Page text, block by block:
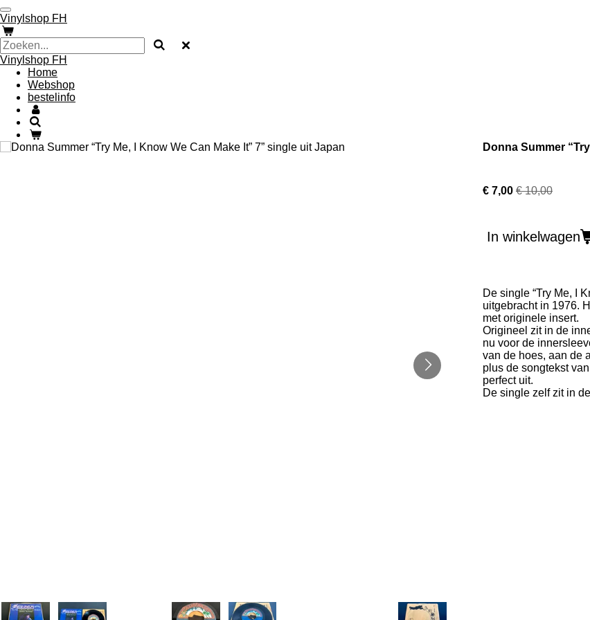
Ga
direct
naar
de
hoofdinhoud
Vinylshop FH
Vinylshop FH
Home
Webshop
bestelinfo
Donna Summer
€ 7,00 € 10,00
In winkelwagen
De single “Try Me, I
uitgebracht in 1976.
met originele insert.
Origineel zit in de
nu voor de
van de hoes, aan de
plus de songtekst
perfect uit.
De single zelf zit in